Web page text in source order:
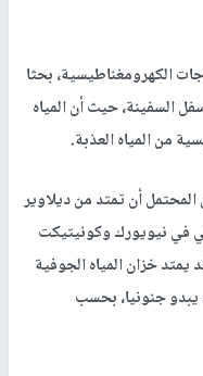
الكهرومغناطيسية، بحثا
السفينة، حيث أن المياه
من المياه العذبة.
أن تمتد من ديلاوير
في نيويورك وكونيتيكت
خزان المياه الجوفية
يبدو جنونيا، بحسب